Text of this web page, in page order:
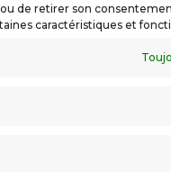
de retirer son
caractéristiques et